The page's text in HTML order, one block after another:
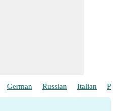
German Russian Italian